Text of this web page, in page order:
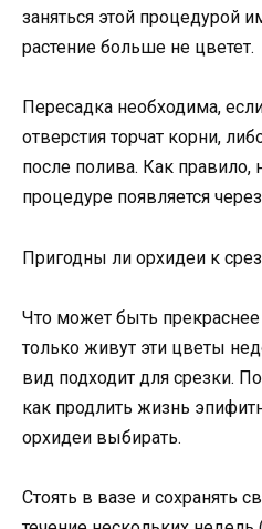
заняться этой процедурой
растение больше не цветет.
Пересадка необходима,
отверстия торчат корни,
после полива. Как правило,
процедуре появляется
Пригодны ли орхидеи к
Что может быть прекраснее
только живут эти цветы
вид подходит для срезки.
как продлить жизнь
орхидеи выбирать.
Стоять в вазе и сохранять